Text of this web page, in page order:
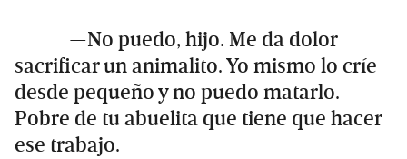
—No puedo, hijo. Me da dolor
sacrificar un animalito. Yo mismo lo críe
desde pequeño y no puedo matarlo.
Pobre de tu abuelita que tiene que hacer
ese trabajo.